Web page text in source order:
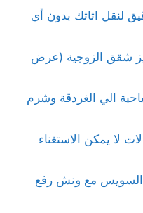
اثاثك بدون أي
شقق الزوجية (عرض
الي الغردقة وشرم
ونش رفع أثاث؟ 5 حالات لا يمكن الاستغناء
مع ونش رفع